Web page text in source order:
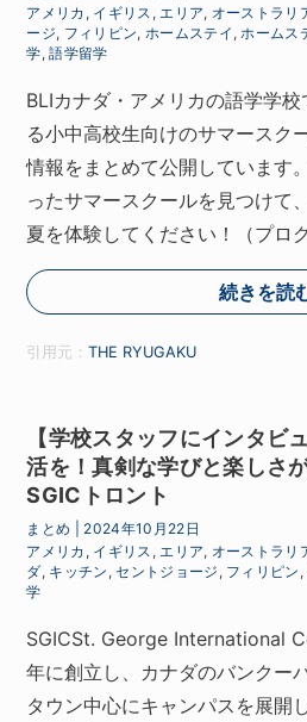
アメリカ , イギリス , エリア, オーストラリ
ージ, フィリピン, ホームステイ , ホームス
学,語学留学
BLIカナダ・アメリカの語学学
る小中高校生向けのサマースク
情報をまとめて公開しています
ったサマースクールを見つけて
夏を体験してください！（プロ
続きを読
引用元：THE RYUGAKU
【学校スタッフにインタビ
活を！真剣な学びと楽しさ
SGICトロント
まとめ
2024年10月22日
アメリカ , イギリス , エリア, オーストラリ
ダ, キッチン ,セントジョージ , フィリピン ,
学
SGICSt. George International
年に創立し、カナダのバンクー
タウン中心にキャンパスを展開